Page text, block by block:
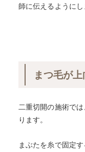
師に伝えるようにし
まつ毛が
二重切開の施術で
ります。
まぶたを糸で固定